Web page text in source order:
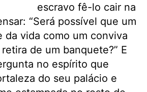
escravo fê-lo cair na
“Será possível que um
da vida como um conviva
de um banquete?” E
no espírito que
do seu palácio e